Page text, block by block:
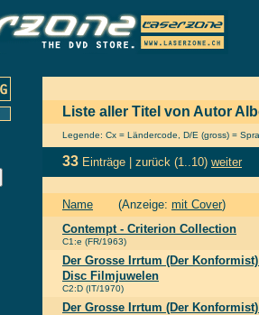
Liste aller Titel von Autor
Legende: Cx = Ländercode, D/E (gross) =
33 Einträge | zurück (1..10) weiter
Name (Anzeige: mit Cover)
Contempt - Criterion Collection
C1:e (FR/1963)
Der Grosse Irrtum (Der
Disc Filmjuwelen
C2:D (IT/1970)
Der Grosse Irrtum (Der